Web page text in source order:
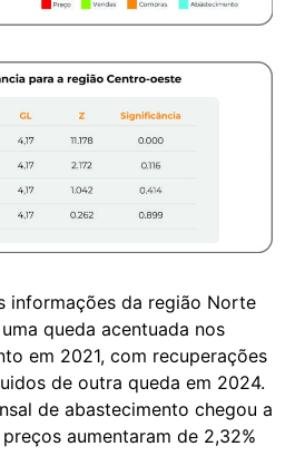
informações da região Norte
queda acentuada nos
em 2021, com recuperações
de outra queda em 2024.
de abastecimento chegou a
aumentaram de 2,32%